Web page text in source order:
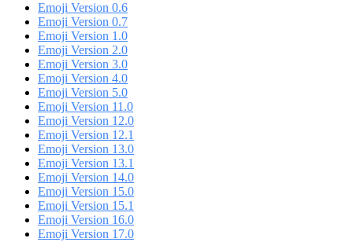
Emoji Version 0.6
Emoji Version 0.7
Emoji Version 1.0
Emoji Version 2.0
Emoji Version 3.0
Emoji Version 4.0
Emoji Version 5.0
Emoji Version 11.0
Emoji Version 12.0
Emoji Version 12.1
Emoji Version 13.0
Emoji Version 13.1
Emoji Version 14.0
Emoji Version 15.0
Emoji Version 15.1
Emoji Version 16.0
Emoji Version 17.0